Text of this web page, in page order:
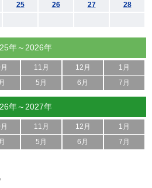
25 26 27
28
年～2026年
11月 12月
1月
5月 6月 7月
年～2027年
11月 12月
1月
5月 6月 7月